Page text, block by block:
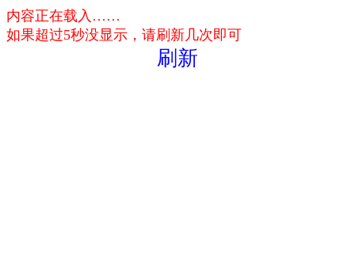
内容正在载入……
如果超过5秒没显示，请刷新几次即可
刷新